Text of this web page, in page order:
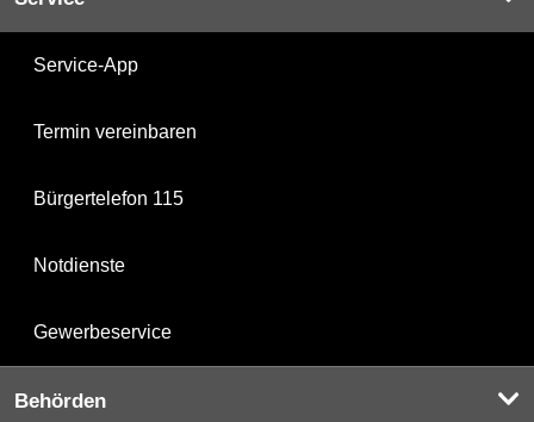
Service-App
Termin vereinbaren
Bürgertelefon 115
Notdienste
Gewerbeservice
Behörden